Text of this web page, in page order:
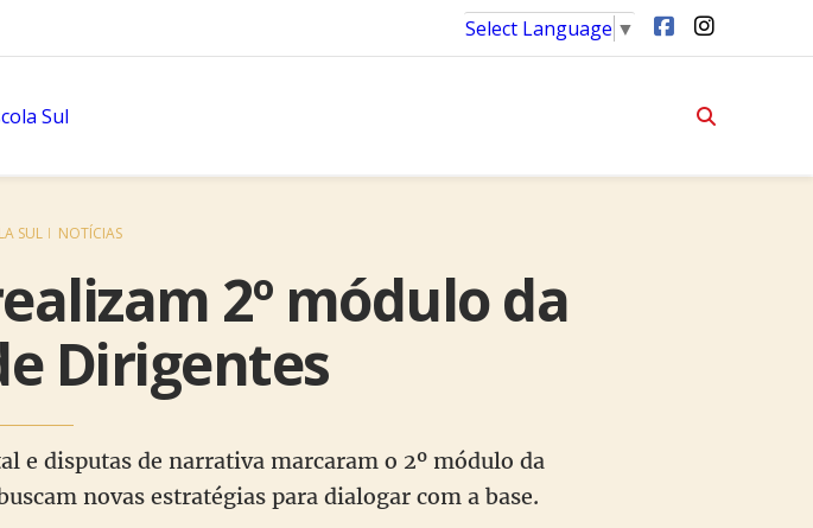
Select Language ▼
SUL NOTÍCIAS
2º módulo da
Dirigentes
disputas de narrativa marcaram o 2º módulo da
novas estratégias para dialogar com a base.